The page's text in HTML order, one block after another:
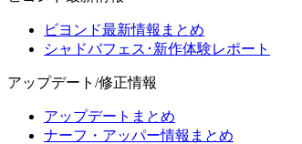
ビヨンド最新情報まとめ
シャドバフェス･新作体験レポート
アップデート/修正情報
アップデートまとめ
ナーフ・アッパー情報まとめ